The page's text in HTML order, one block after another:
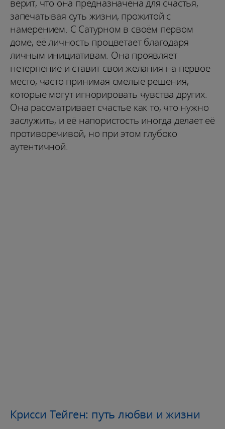
верит, что она предназначена для счастья,
запечатывая суть жизни, прожитой с
намерением. С Сатурном в своём первом
доме, её личность процветает благодаря
личным инициативам. Она проявляет
нетерпение и ставит свои желания на первое
место, часто принимая смелые решения,
которые могут игнорировать чувства других.
Она рассматривает счастье как то, что нужно
заслужить, и её напористость иногда делает её
противоречивой, но при этом глубоко
аутентичной.
Крисси Тейген: путь любви и жизни